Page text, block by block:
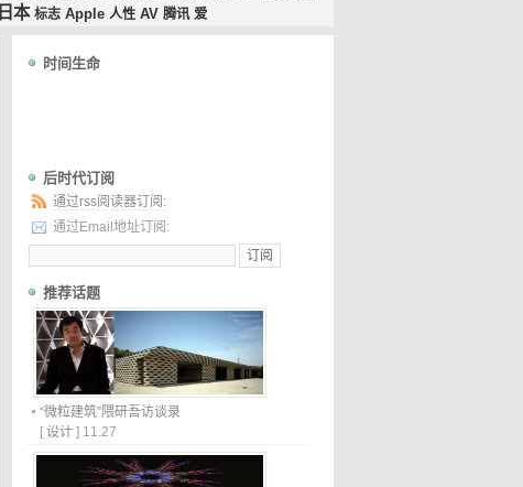
日本 标志 Apple 人性 AV 腾讯 爱
时间生命
后时代订阅
通过rss阅读器订阅:
通过Email地址订阅:
推荐话题
“微粒建筑”隈研吾访谈录
[ 设计 ] 11.27